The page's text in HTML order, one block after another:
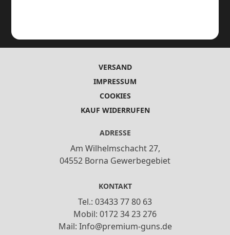
VERSAND
IMPRESSUM
COOKIES
KAUF WIDERRUFEN
ADRESSE
Am Wilhelmschacht 27,
04552 Borna Gewerbegebiet
KONTAKT
Tel.: 03433 77 80 63
Mobil: 0172 34 23 276
Mail: Info@premium-guns.de